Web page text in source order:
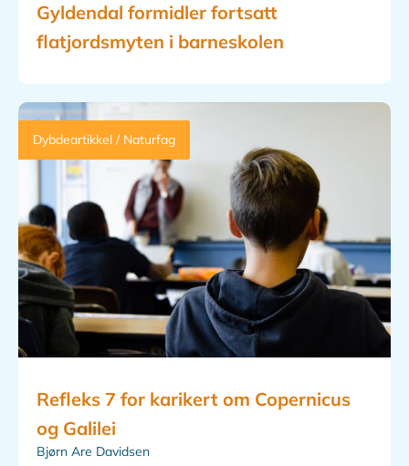
Gyldendal formidler fortsatt
flatjordsmyten i barneskolen
Dybdeartikkel / Naturfag
Refleks 7 for karikert om Copernicus
og Galilei
Bjørn Are Davidsen